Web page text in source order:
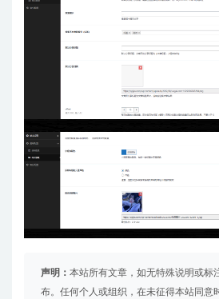
声明： 本站所有文章，如无特殊说明或标
布。任何个人或组织，在未征得本站同意